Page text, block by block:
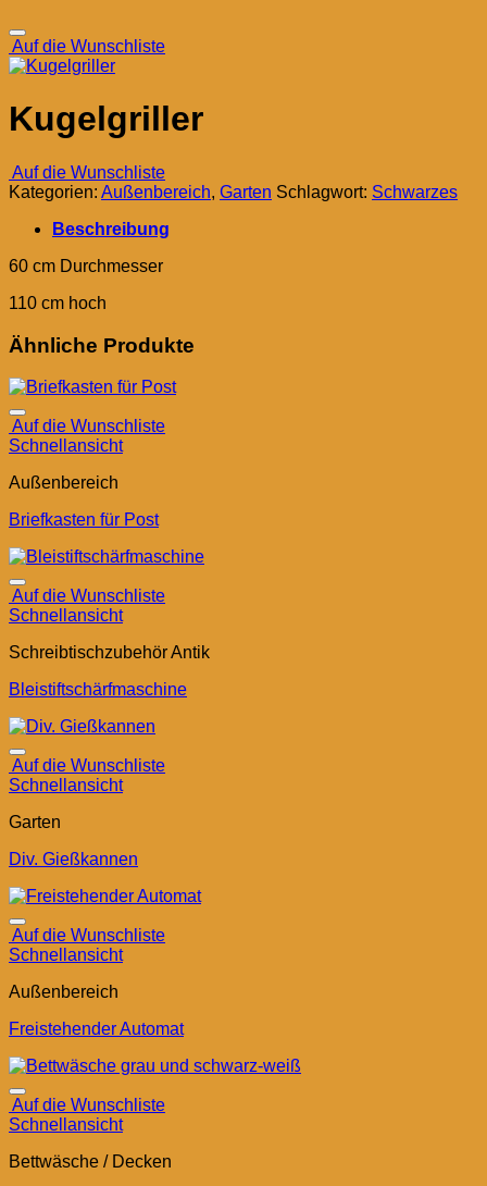
Auf die Wunschliste
Kugelgriller
Auf die Wunschliste
Kategorien: Außenbereich, Garten Schlagwort: Schwarzes
Beschreibung
60 cm Durchmesser
110 cm hoch
Ähnliche Produkte
Auf die Wunschliste
Schnellansicht
Außenbereich
Briefkasten für Post
Auf die Wunschliste
Schnellansicht
Schreibtischzubehör Antik
Bleistiftschärfmaschine
Auf die Wunschliste
Schnellansicht
Garten
Div. Gießkannen
Auf die Wunschliste
Schnellansicht
Außenbereich
Freistehender Automat
Auf die Wunschliste
Schnellansicht
Bettwäsche / Decken